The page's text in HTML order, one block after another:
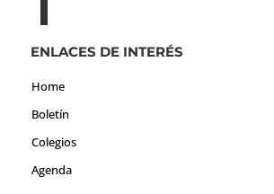
ENLACES DE INTERÉS
Home
Boletín
Colegios
Agenda